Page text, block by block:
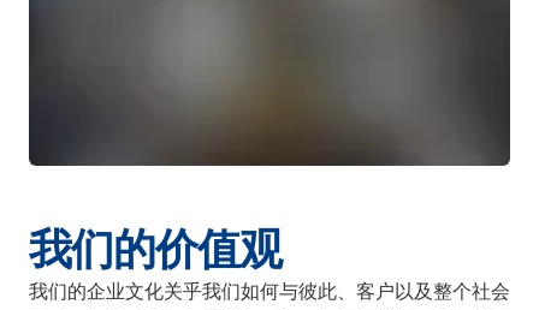
我们的价值观
我们的企业文化关乎我们如何与彼此、客户以及整个社会